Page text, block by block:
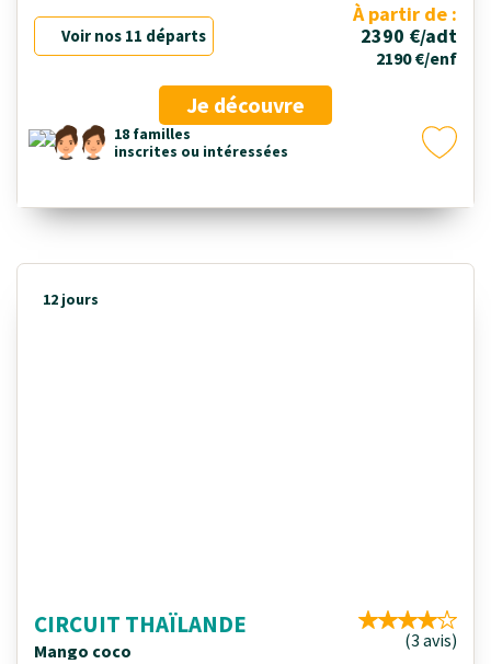
Voir nos 11 départs
À partir de :
2390 €/adt
2190 €/enf
Je découvre
18 familles
inscrites ou intéressées
12 jours
CIRCUIT THAÏLANDE
Mango coco (3 avis)